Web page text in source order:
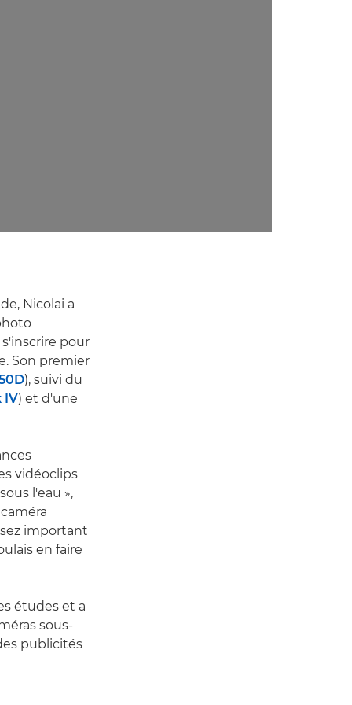
Nicolai a
pour
Son premier
), suivi du
IV) et d'une
vidéoclips
l'eau »,
important
en faire
études et a
sous-
publicités